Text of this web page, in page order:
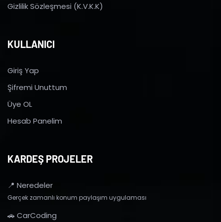
Gizlilik Sözleşmesi (K.V.K.K)
KULLANICI
Giriş Yap
Şifremi Unuttum
Üye OL
Hesab Panelim
KARDEŞ PROJELER
📍 Neredeler
Gerçek zamanlı konum paylaşım uygulaması
🚗 CarCoding